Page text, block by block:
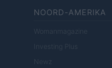
NOORD-AMERIKA
Womanmagazine
Investing Plus
Newz